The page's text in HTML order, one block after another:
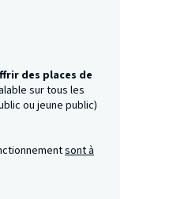
des places de
sur tous les
ou jeune public)
sont à